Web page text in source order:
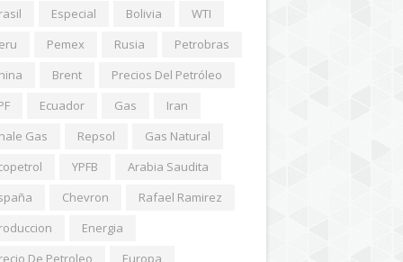
Especial Bolivia
WTI
Pemex Rusia
Petrobras
Brent
Precios Del Petróleo
Ecuador Gas
Iran
Gas
Repsol
Gas Natural
YPFB
Arabia Saudita
Chevron
Rafael Ramirez
Energia
De Petroleo
Europa